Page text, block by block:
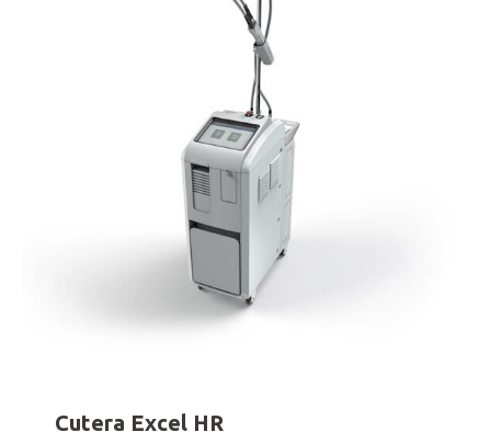
Cutera Excel HR